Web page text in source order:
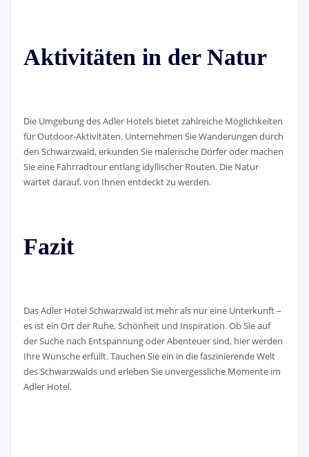
Aktivitäten in der Natur
Die Umgebung des Adler Hotels bietet zahlreiche Möglichkeiten
für Outdoor-Aktivitäten. Unternehmen Sie Wanderungen durch
den Schwarzwald, erkunden Sie malerische Dörfer oder machen
Sie eine Fahrradtour entlang idyllischer Routen. Die Natur
wartet darauf, von Ihnen entdeckt zu werden.
Fazit
Das Adler Hotel Schwarzwald ist mehr als nur eine Unterkunft –
es ist ein Ort der Ruhe, Schönheit und Inspiration. Ob Sie auf
der Suche nach Entspannung oder Abenteuer sind, hier werden
Ihre Wünsche erfüllt. Tauchen Sie ein in die faszinierende Welt
des Schwarzwalds und erleben Sie unvergessliche Momente im
Adler Hotel.